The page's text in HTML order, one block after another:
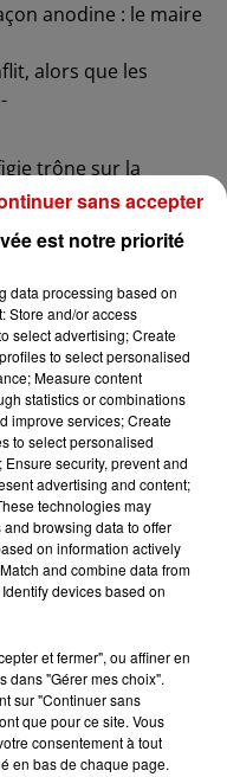
anodine : le maire
alors que les
trône sur la
le curé s’interdit, à
d’une ancienne
fera l’affaire de deux
les
tumultes.
à 14h30
à 16h30
est notre priorité
data processing based on
Store and/or access
select advertising; Create
to select personalised
Measure content
statistics or combinations
improve services; Create
to select personalised
security, prevent and
advertising and content;
technologies may
browsing data to offer
on information actively
and combine data from
devices based on
et fermer", ou affiner en
dans "Gérer mes choix".
sur "Continuer sans
que pour ce site. Vous
consentement à tout
en bas de chaque page.
sans accepter